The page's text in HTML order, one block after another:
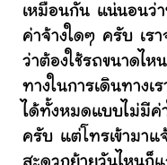
เหมือนกัน แน่นอนว่
ค่าจ้างใดๆ ครับ เรา
ว่าต้องใช้รถขนาดไห
ทางในการเดินทาง
ได้ทั้งหมดแบบไม่มีค่
ครับ แต่โทรเข้ามาแ